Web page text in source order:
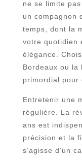
ne se limite pas
un compagnon
temps, dont la
votre quotidien
élégance.
Bordeaux ou la
primordial pour
Entretenir une
régulière. La
ans est
précision et la
s’agisse d’un